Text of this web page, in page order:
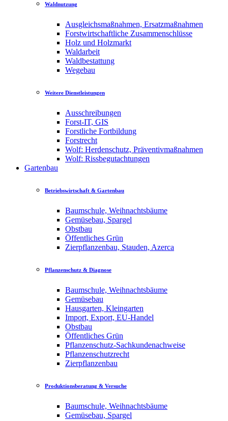
Waldnutzung
Ausgleichsmaßnahmen, Ersatzmaßnahmen
Forstwirtschaftliche Zusammenschlüsse
Holz und Holzmarkt
Waldarbeit
Waldbestattung
Wegebau
Weitere Dienstleistungen
Ausschreibungen
Forst-IT, GIS
Forstliche Fortbildung
Forstrecht
Wolf: Herdenschutz, Präventivmaßnahmen
Wolf: Rissbegutachtungen
Gartenbau
Betriebswirtschaft & Gartenbau
Baumschule, Weihnachtsbäume
Gemüsebau, Spargel
Obstbau
Öffentliches Grün
Zierpflanzenbau, Stauden, Azerca
Pflanzenschutz & Diagnose
Baumschule, Weihnachtsbäume
Gemüsebau
Hausgarten, Kleingarten
Import, Export, EU-Handel
Obstbau
Öffentliches Grün
Pflanzenschutz-Sachkundenachweise
Pflanzenschutzrecht
Zierpflanzenbau
Produktionsberatung & Versuche
Baumschule, Weihnachtsbäume
Gemüsebau, Spargel